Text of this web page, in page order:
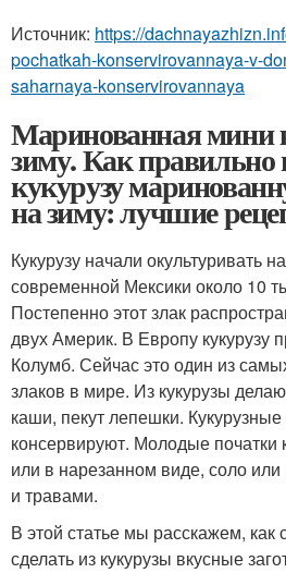
Источник: https://
pochatkah-konservirovannaya-v-
saharnaya-konservirovannaya
Маринованная мини
зиму. Как правильно
кукурузу
на зиму: лучшие
Кукурузу начали окультуривать
современной Мексики около 10
Постепенно этот злак
двух Америк. В Европу кукурузу
Колумб. Сейчас это один из
злаков в мире. Из кукурузы
каши, пекут лепешки.
консервируют. Молодые початки
или в нарезанном виде, соло
и травами.
В этой статье мы расскажем, как
сделать из кукурузы вкусные